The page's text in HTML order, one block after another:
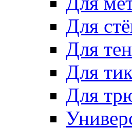
Для
Для
Для
Для